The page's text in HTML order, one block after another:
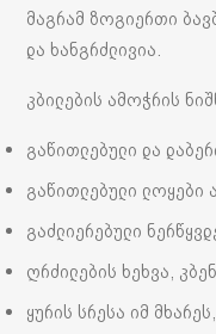
მაგრამ ზოგიერთი
და ხანგრძლივია.
კბილების ამოჭრის
გაწითლებული და
გაწითლებული ლოყები
გაძლიერებული
ღრძილების ხეხვა,
ყურის სრესა იმ